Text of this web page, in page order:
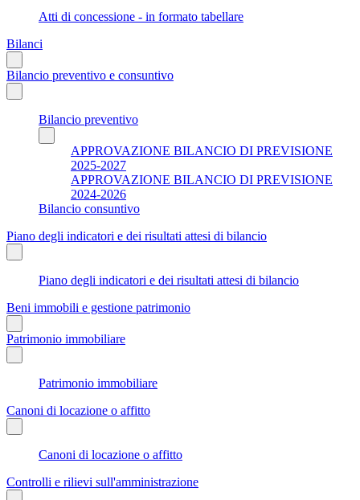
Atti di concessione - in formato tabellare
Bilanci
Bilancio preventivo e consuntivo
Bilancio preventivo
APPROVAZIONE BILANCIO DI PREVISIONE
2025-2027
APPROVAZIONE BILANCIO DI PREVISIONE
2024-2026
Bilancio consuntivo
Piano degli indicatori e dei risultati attesi di bilancio
Piano degli indicatori e dei risultati attesi di bilancio
Beni immobili e gestione patrimonio
Patrimonio immobiliare
Patrimonio immobiliare
Canoni di locazione o affitto
Canoni di locazione o affitto
Controlli e rilievi sull'amministrazione